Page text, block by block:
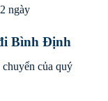
ngày
Bình Định
của quý